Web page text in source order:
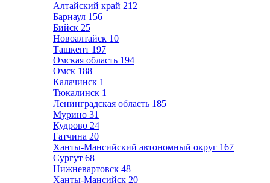
Алтайский край 212
Барнаул 156
Бийск 25
Новоалтайск 10
Ташкент 197
Омская область 194
Омск 188
Калачинск 1
Тюкалинск 1
Ленинградская область 185
Мурино 31
Кудрово 24
Гатчина 20
Ханты-Мансийский автономный округ 167
Сургут 68
Нижневартовск 48
Ханты-Мансийск 20